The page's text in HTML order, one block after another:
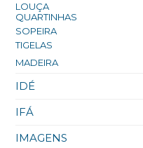
LOUÇA
QUARTINHAS
SOPEIRA
TIGELAS
MADEIRA
IDÉ
IFÁ
IMAGENS